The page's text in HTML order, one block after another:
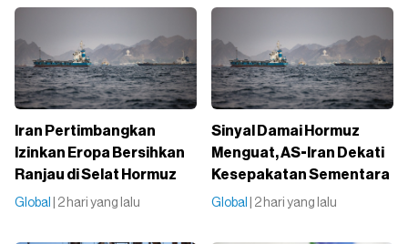
Iran Pertimbangkan
Izinkan Eropa Bersihkan
Ranjau di Selat Hormuz
Global | 2 hari yang lalu
Sinyal Damai Hormuz
Menguat, AS-Iran Dekati
Kesepakatan Sementara
Global | 2 hari yang lalu